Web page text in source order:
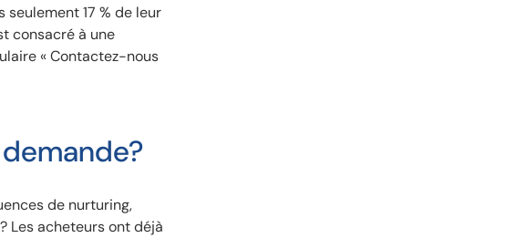
17 % de leur
consacré à une
« Contactez-nous
de nurturing,
Les acheteurs ont déjà